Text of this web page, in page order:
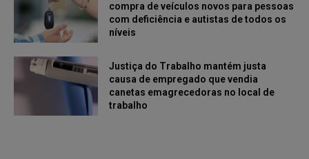
compra de veículos novos para pessoas
com deficiência e autistas de todos os
níveis
Justiça do Trabalho mantém justa
causa de empregado que vendia
canetas emagrecedoras no local de
trabalho